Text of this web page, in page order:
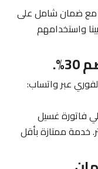
مع ضمان شامل على
واستخدامهم
عبر واتساب:
30% على إجمالي فاتورة غسيل
وحدات أو أكثر. خدمة ممتازة بأقل